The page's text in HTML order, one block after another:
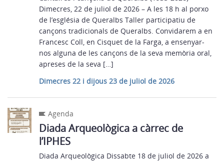
Dimecres, 22 de juliol de 2026 – A les 18 h al porxo
de l’església de Queralbs Taller participatiu de
cançons tradicionals de Queralbs. Convidarem a en
Francesc Coll, en Cisquet de la Farga, a ensenyar-
nos alguna de les cançons de la seva memòria oral,
apreses de la seva […]
Dimecres 22 i dijous 23 de juliol de 2026
Agenda
Diada Arqueològica a càrrec de
l’IPHES
Diada Arqueològica Dissabte 18 de juliol de 2026 a